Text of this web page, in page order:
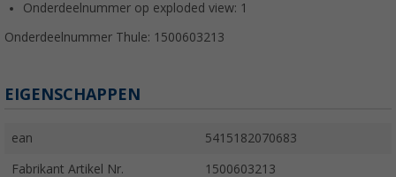
Onderdeelnummer op exploded view: 1
Onderdeelnummer Thule: 1500603213
EIGENSCHAPPEN
ean 5415182070683
Fabrikant Artikel Nr. 1500603213